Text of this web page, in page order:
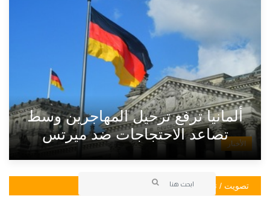
الأخبار
ألمانيا ترفع ترحيل المهاجرين وسط
تصاعد الاحتجاجات ضد ميرتس
تصويت / تصويت